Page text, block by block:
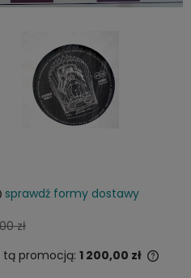
sprawdź formy dostawy
zł
tą promocją: 1 200,00 zł